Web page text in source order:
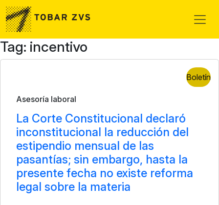
Skip to main content
Tag: incentivo
Boletín
Asesoría laboral
La Corte Constitucional declaró
inconstitucional la reducción del
estipendio mensual de las
pasantías; sin embargo, hasta la
presente fecha no existe reforma
legal sobre la materia